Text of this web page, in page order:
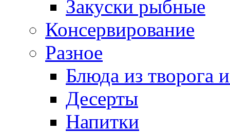
Закуски рыбные
Консервирование
Разное
Блюда из творога
Десерты
Напитки